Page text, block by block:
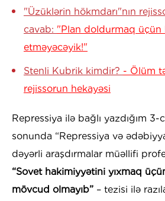
"Üzüklərin hökmdarı"nın
cavab: "Plan doldurmaq üçün
etməyəcəyik!"
Stenli Kubrik kimdir? - Ölüm
rejissorun hekayəsi
Repressiya ilə bağlı yazdığım
sonunda “Repressiya və
dəyərli araşdırmalar müəllifi
“Sovet hakimiyyətini yıxmaq
mövcud olmayıb” – tezisi ilə